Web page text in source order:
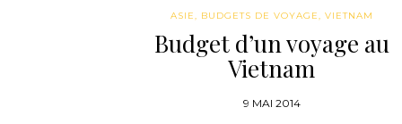
ASIE, BUDGETS DE VOYAGE, VIETNAM
Budget d’un voyage au
Vietnam
9 MAI 2014